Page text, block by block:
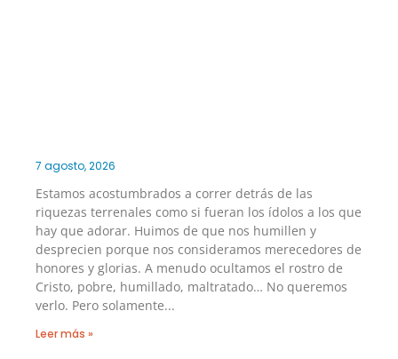
7 agosto, 2026
Estamos acostumbrados a correr detrás de las
riquezas terrenales como si fueran los ídolos a los que
hay que adorar. Huimos de que nos humillen y
desprecien porque nos consideramos merecedores de
honores y glorias. A menudo ocultamos el rostro de
Cristo, pobre, humillado, maltratado… No queremos
verlo. Pero solamente
Leer más »